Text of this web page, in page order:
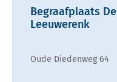
Begraafplaats De
Leeuwerenk
Oude Diedenweg 64